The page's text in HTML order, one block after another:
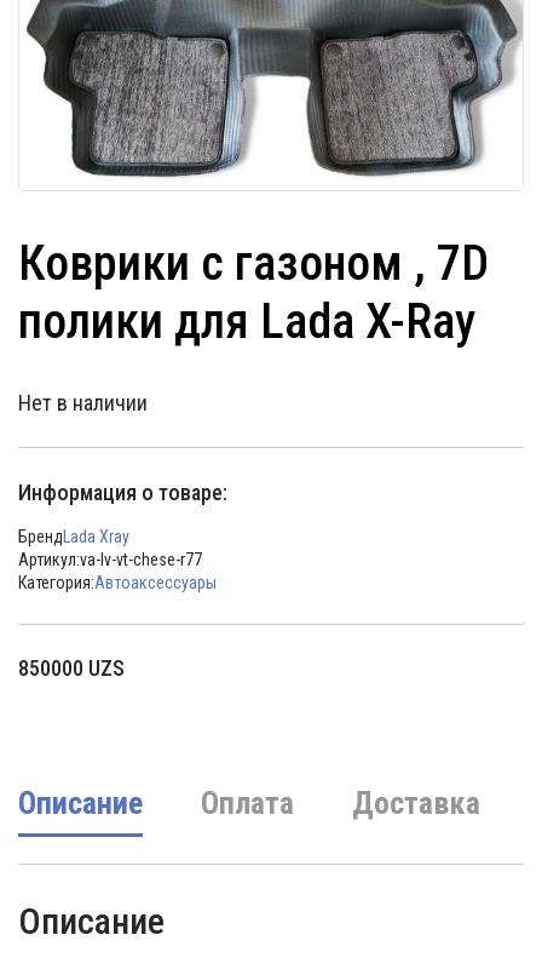
Коврики с газоном , 7D
полики для Lada X-Ray
Нет в наличии
Информация о товаре:
Бренд Lada Xray
Артикул:va-lv-vt-chese-r77
Категория:Автоаксессуары
850000 UZS
Описание Оплата Доставка
Описание